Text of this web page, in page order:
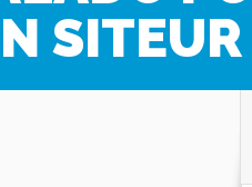
SITEUR